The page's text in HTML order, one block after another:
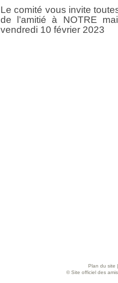
Le comité vous invite
de l’amitié à NOTRE
vendredi 10 février 2023
Plan du site
© Site officiel des